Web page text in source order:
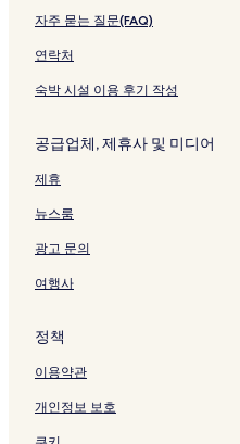
페
이
지
를
링
는
링
크
자주 묻는 질문(FAQ)
연락처
숙박 시설 이용 후기 작성
공급업체, 제휴사 및 미디어
제휴
뉴스룸
광고 문의
여행사
정책
이용약관
개인정보 보호